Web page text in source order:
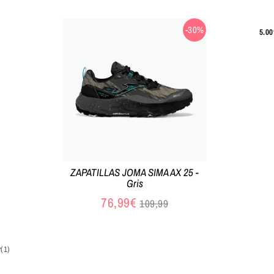
-30%
ZAPATILLAS JOMA SIMA AX 25 -
Gris
76,99€ Precio
109,99